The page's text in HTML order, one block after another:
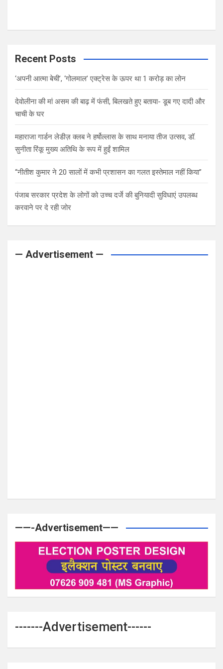
Recent Posts
‘अपनी आत्मा बेची’, ‘गोलमाल’ एक्ट्रेस के ऊपर था 1 करोड़ का लोन
देवोलीना की मां असम की बाढ़ में फंसी, बिलखते हुए बताया- डूब गए दादी और
चाची के घर
महाराजा गार्डन लेडीज़ क्लब ने हर्षोल्लास के साथ मनाया तीज उत्सव, डॉ.
सुनीता रिंकू मुख्य अतिथि के रूप में हुईं शामिल
“नीतीश कुमार ने 20 सालों में कभी प्रशासन का गलत इस्तेमाल नहीं किया”
पंजाब सरकार प्रदेश के लोगों को उच्च दर्जे की बुनियादी सुविधाएं उपलब्ध
करवाने पर दे रही जोर
— Advertisement —
——-Advertisement——
-------Advertisement------